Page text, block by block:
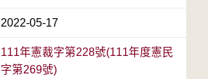
2022-05-17
111年憲裁字第228號(111年度憲民
字第269號)